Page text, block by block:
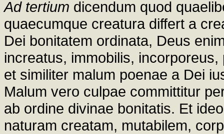
Ad tertium dicendum quod
quaecumque creatura differt a
Dei bonitatem ordinata, Deus
increatus, immobilis,
et similiter malum poenae a Dei
Malum vero culpae committitur
ab ordine divinae bonitatis. Et
naturam creatam, mutabilem,